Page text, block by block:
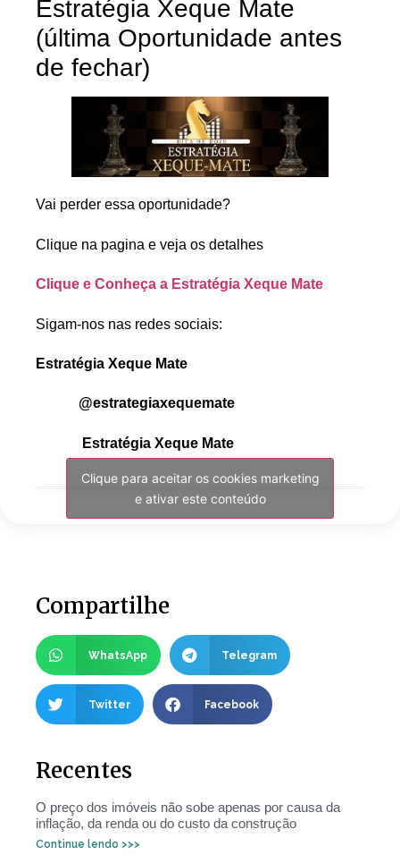
Estratégia Xeque Mate
(última Oportunidade antes
de fechar)
Vai perder essa oportunidade?
Clique na pagina e veja os detalhes
Clique e Conheça a Estratégia Xeque Mate
Sigam-nos nas redes sociais:
Estratégia Xeque Mate
@estrategiaxequemate
Estratégia Xeque Mate
Clique para aceitar os cookies marketing
e ativar este conteúdo
Compartilhe
WhatsApp Telegram
Twitter Facebook
Recentes
O preço dos imóveis não sobe apenas por causa da
inflação, da renda ou do custo da construção
Continue lendo >>>